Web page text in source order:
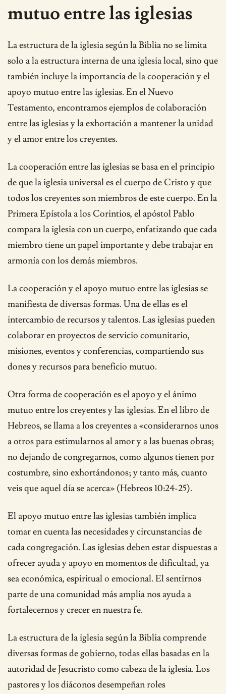
mutuo entre las iglesias
La estructura de la iglesia según la Biblia no se limita
solo a la estructura interna de una iglesia local, sino que
también incluye la importancia de la cooperación y el
apoyo mutuo entre las iglesias. En el Nuevo
Testamento, encontramos ejemplos de colaboración
entre las iglesias y la exhortación a mantener la unidad
y el amor entre los creyentes.
La cooperación entre las iglesias se basa en el principio
de que la iglesia universal es el cuerpo de Cristo y que
todos los creyentes son miembros de este cuerpo. En la
Primera Epístola a los Corintios, el apóstol Pablo
compara la iglesia con un cuerpo, enfatizando que cada
miembro tiene un papel importante y debe trabajar en
armonía con los demás miembros.
La cooperación y el apoyo mutuo entre las iglesias se
manifiesta de diversas formas. Una de ellas es el
intercambio de recursos y talentos. Las iglesias pueden
colaborar en proyectos de servicio comunitario,
misiones, eventos y conferencias, compartiendo sus
dones y recursos para beneficio mutuo.
Otra forma de cooperación es el apoyo y el ánimo
mutuo entre los creyentes y las iglesias. En el libro de
Hebreos, se llama a los creyentes a «considerarnos unos
a otros para estimularnos al amor y a las buenas obras;
no dejando de congregarnos, como algunos tienen por
costumbre, sino exhortándonos; y tanto más, cuanto
veis que aquel día se acerca» (Hebreos 10:24-25).
El apoyo mutuo entre las iglesias también implica
tomar en cuenta las necesidades y circunstancias de
cada congregación. Las iglesias deben estar dispuestas a
ofrecer ayuda y apoyo en momentos de dificultad, ya
sea económica, espiritual o emocional. El sentirnos
parte de una comunidad más amplia nos ayuda a
fortalecernos y crecer en nuestra fe.
La estructura de la iglesia según la Biblia comprende
diversas formas de gobierno, todas ellas basadas en la
autoridad de Jesucristo como cabeza de la iglesia. Los
pastores y los diáconos desempeñan roles